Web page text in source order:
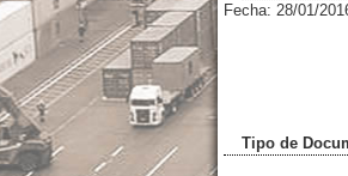
Fecha: 28/01/
Tipo de